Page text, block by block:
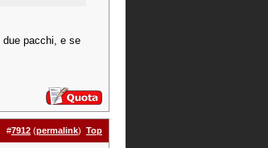
due pacchi, e se
#7912 (permalink) Top